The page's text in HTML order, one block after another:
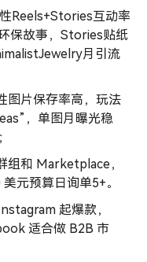
Reels+Stories互动率
保故事，Stories贴纸
月引流
图片保存率高，玩法
，单图月曝光稳
组和 Marketplace，
元预算日询单5+。
起爆款，
适合做 B2B 市